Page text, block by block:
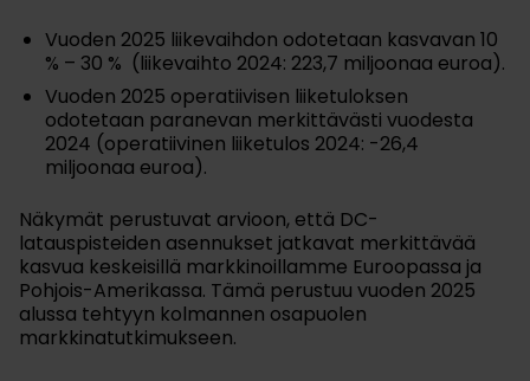
Vuoden 2025 liikevaihdon odotetaan kasvavan 10
% – 30 % (liikevaihto 2024: 223,7 miljoonaa euroa).
Vuoden 2025 operatiivisen liiketuloksen
odotetaan paranevan merkittävästi vuodesta
2024 (operatiivinen liiketulos 2024: -26,4
miljoonaa euroa).
Näkymät perustuvat arvioon, että DC-
latauspisteiden asennukset jatkavat merkittävää
kasvua keskeisillä markkinoillamme Euroopassa ja
Pohjois-Amerikassa. Tämä perustuu vuoden 2025
alussa tehtyyn kolmannen osapuolen
markkinatutkimukseen.